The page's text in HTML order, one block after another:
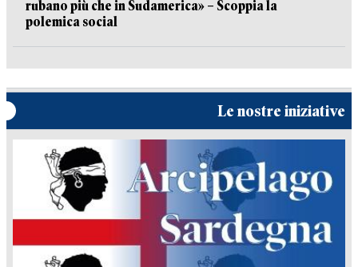
rubano più che in Sudamerica» – Scoppia la
polemica social
Le nostre iniziative